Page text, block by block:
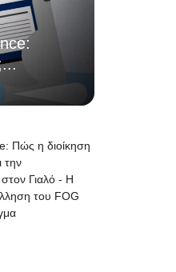
Πώς η διοίκηση
την
Γιαλό - Η
του FOG